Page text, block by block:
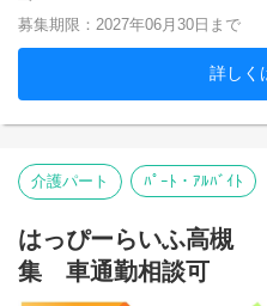
募集期限：2027年06月30日まで
詳しく
介護パート ﾊﾟｰﾄ・ｱﾙﾊﾞｲﾄ
はっぴーらいふ高槻
集 車通勤相談可